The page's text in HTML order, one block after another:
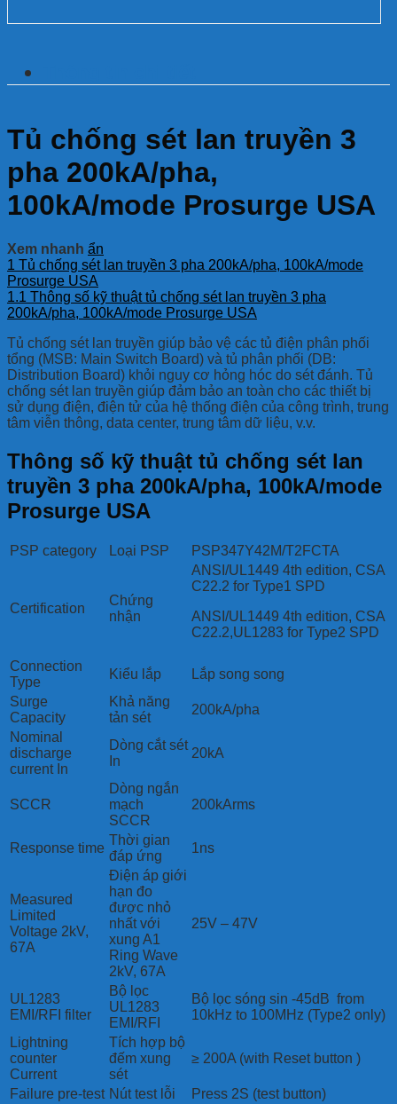
Tủ chống sét lan truyền 3
pha 200kA/pha,
100kA/mode Prosurge USA
Xem nhanh ẩn
1 Tủ chống sét lan truyền 3 pha 200kA/pha, 100kA/mode
Prosurge USA
1.1 Thông số kỹ thuật tủ chống sét lan truyền 3 pha
200kA/pha, 100kA/mode Prosurge USA
Tủ chống sét lan truyền giúp bảo vệ các tủ điện phân phối
tổng (MSB: Main Switch Board) và tủ phân phối (DB:
Distribution Board) khỏi nguy cơ hỏng hóc do sét đánh. Tủ
chống sét lan truyền giúp đảm bảo an toàn cho các thiết bị
sử dụng điện, điện tử của hệ thống điện của công trình, trung
tâm viễn thông, data center, trung tâm dữ liệu, v.v.
Thông số kỹ thuật tủ chống sét lan
truyền 3 pha 200kA/pha, 100kA/mode
Prosurge USA
PSP category Loại PSP PSP347Y42M/T2FCTA
Certification
Chứng
nhận
ANSI/UL1449 4th edition, CSA
C22.2 for Type1 SPD
ANSI/UL1449 4th edition, CSA
C22.2,UL1283 for Type2 SPD
Connection
Type
Kiểu lắp
Lắp song song
Surge
Capacity
Khả năng
tản sét
200kA/pha
Nominal
discharge
current In
Dòng cắt sét
In
20kA
SCCR
Dòng ngắn
mạch
SCCR
200kArms
Response time
Thời gian
đáp ứng
1ns
Measured
Limited
Voltage 2kV,
67A
Điện áp giới
hạn đo
được nhỏ
nhất với
xung A1
Ring Wave
2kV, 67A
25V – 47V
UL1283
EMI/RFI filter
Bộ lọc
UL1283
EMI/RFI
Bộ lọc sóng sin -45dB from
10kHz to 100MHz (Type2 only)
Lightning
counter
Current
Tích hợp bộ
đếm xung
sét
≥ 200A (with Reset button )
Failure pre-test Nút test lỗi Press 2S (test button)